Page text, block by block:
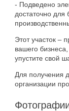
- Подведено
достаточно для
Этот участок –
вашего
упустите свой
Для получения
организации